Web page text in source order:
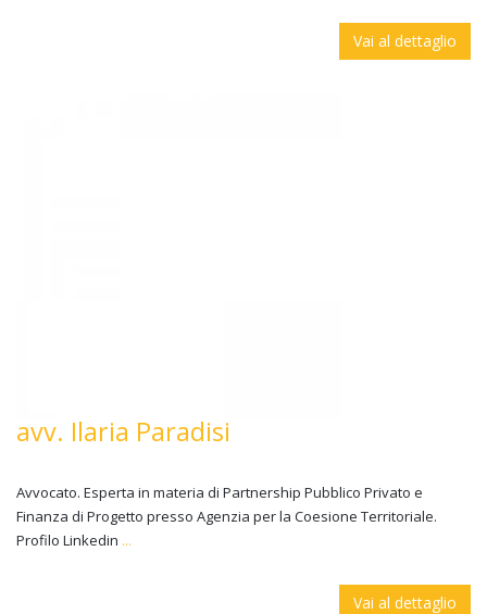
Vai al dettaglio
avv. Ilaria Paradisi
Avvocato. Esperta in materia di Partnership Pubblico Privato e
Finanza di Progetto presso Agenzia per la Coesione Territoriale.
Profilo Linkedin ...
Vai al dettaglio